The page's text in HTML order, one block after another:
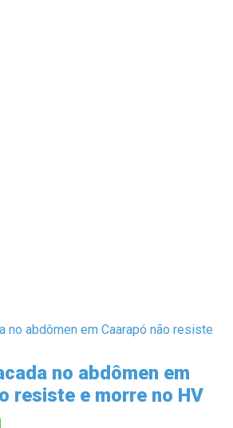
no abdômen em
resiste e morre no HV